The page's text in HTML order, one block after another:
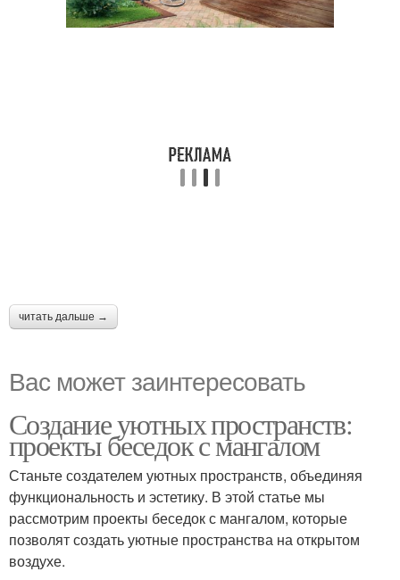
читать дальше →
Вас может заинтересовать
Создание уютных пространств:
проекты беседок с мангалом
Станьте создателем уютных пространств, объединяя
функциональность и эстетику. В этой статье мы
рассмотрим проекты беседок с мангалом, которые
позволят создать уютные пространства на открытом
воздухе.